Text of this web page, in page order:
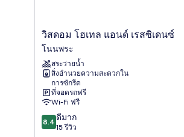
วิสดอม
โฮ
เทล
แอนด์
เรส
ซิ
เดน
ซ์
โนน
พระ
วิสดอม โฮเทล แอนด์ เรสซิเดนซ์
โนนพระ
สระว่ายน้ำ
สิ่งอำนวยความสะดวกใน
การซักรีด
ที่จอดรถฟรี
Wi-Fi ฟรี
8.4
จาก
8.4 ดีมาก
15 รีวิว